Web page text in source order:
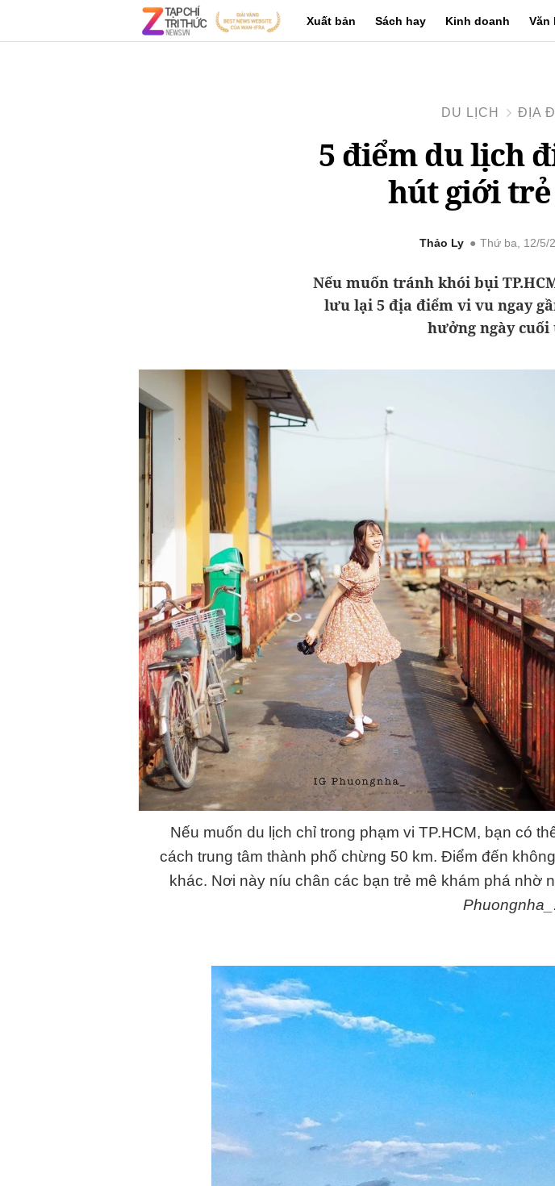
Xuất bản Sách hay Kinh doanh Văn
DU LỊCH ĐỊA
5 điểm du lịch
hút giới
Thảo Ly Thứ ba, 12/5/
Nếu muốn tránh khói bụi
lưu lại 5 địa điểm vi vu ngay
hưởng ngày
Nếu muốn du lịch chỉ trong phạm vi TP.HCM, bạn có
cách trung tâm thành phố chừng 50 km. Điểm đến
khác. Nơi này níu chân các bạn trẻ mê khám phá nhờ
Phuongnha_.